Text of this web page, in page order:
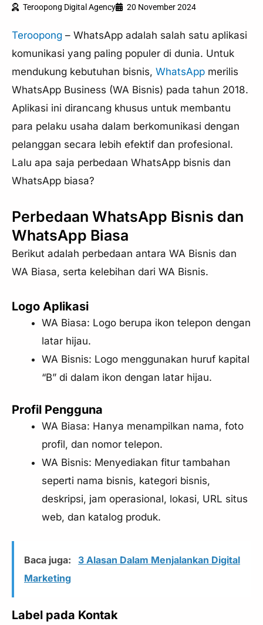
Teroopong Digital Agency 20 November 2024
Teroopong – WhatsApp adalah salah satu aplikasi
komunikasi yang paling populer di dunia. Untuk
mendukung kebutuhan bisnis, WhatsApp merilis
WhatsApp Business (WA Bisnis) pada tahun 2018.
Aplikasi ini dirancang khusus untuk membantu
para pelaku usaha dalam berkomunikasi dengan
pelanggan secara lebih efektif dan profesional.
Lalu apa saja perbedaan WhatsApp bisnis dan
WhatsApp biasa?
Perbedaan WhatsApp Bisnis dan
WhatsApp Biasa
Berikut adalah perbedaan antara WA Bisnis dan
WA Biasa, serta kelebihan dari WA Bisnis.
Logo Aplikasi
WA Biasa: Logo berupa ikon telepon dengan
latar hijau.
WA Bisnis: Logo menggunakan huruf kapital
“B” di dalam ikon dengan latar hijau.
Profil Pengguna
WA Biasa: Hanya menampilkan nama, foto
profil, dan nomor telepon.
WA Bisnis: Menyediakan fitur tambahan
seperti nama bisnis, kategori bisnis,
deskripsi, jam operasional, lokasi, URL situs
web, dan katalog produk.
Baca juga:
3 Alasan Dalam Menjalankan Digital
Marketing
Label pada Kontak